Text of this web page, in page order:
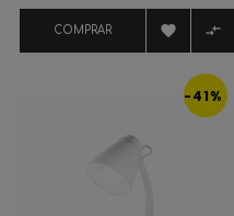
COMPRAR  
-41%